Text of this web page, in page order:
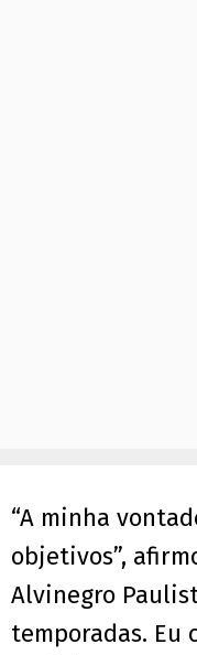
“A minha
objetivos”,
Alvinegro
temporadas. Eu